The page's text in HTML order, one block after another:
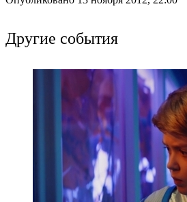
Другие события